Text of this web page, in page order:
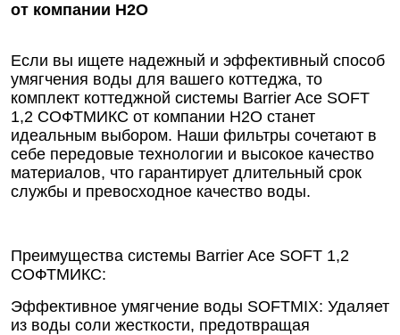
от компании Н2О
Если вы ищете надежный и эффективный способ
умягчения воды для вашего коттеджа, то
комплект коттеджной системы Barrier Ace SOFT
1,2 СОФТМИКС от компании Н2О станет
идеальным выбором. Наши фильтры сочетают в
себе передовые технологии и высокое качество
материалов, что гарантирует длительный срок
службы и превосходное качество воды.
Преимущества системы Barrier Ace SOFT 1,2
СОФТМИКС:
Эффективное умягчение воды SOFTMIX: Удаляет
из воды соли жесткости, предотвращая